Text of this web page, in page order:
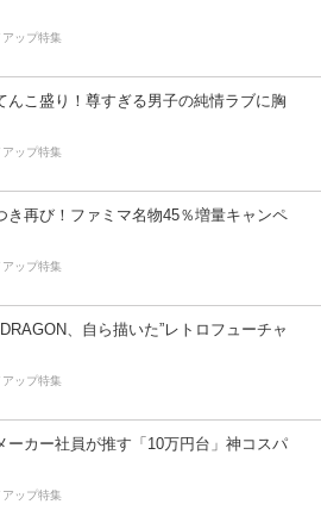
アップ特集
んこ盛り！尊すぎる男子の純情ラブに胸
アップ特集
き再び！ファミマ名物45％増量キャンペ
アップ特集
、自ら描いた”レトロフューチャ
アップ特集
ーカー社員が推す「10万円台」神コスパ
アップ特集